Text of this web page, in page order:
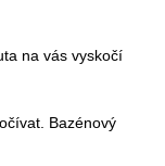
na vás vyskočí
Bazénový